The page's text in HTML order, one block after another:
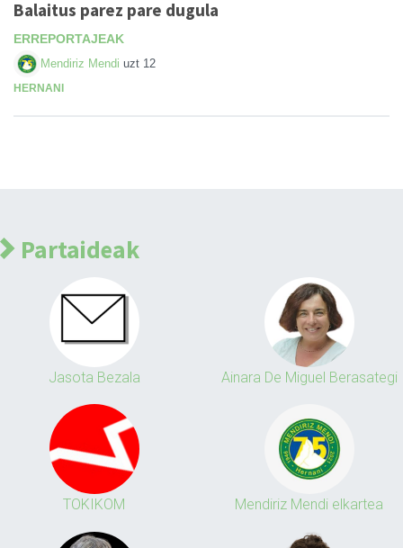
Balaitus parez pare dugula
ERREPORTAJEAK
Mendiriz Mendi uzt 12
HERNANI
Partaideak
Jasota Bezala Ainara De Miguel Berasategi
TOKIKOM Mendiriz Mendi elkartea